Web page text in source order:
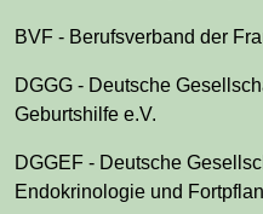
BVF - Berufsverband der
DGGG - Deutsche
Geburtshilfe e.V.
DGGEF - Deutsche
Endokrinologie und